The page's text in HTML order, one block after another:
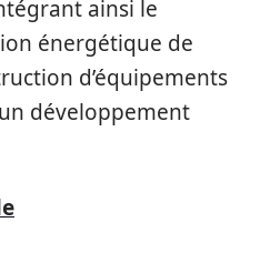
ainsi le
énergétique de
d’équipements
développement